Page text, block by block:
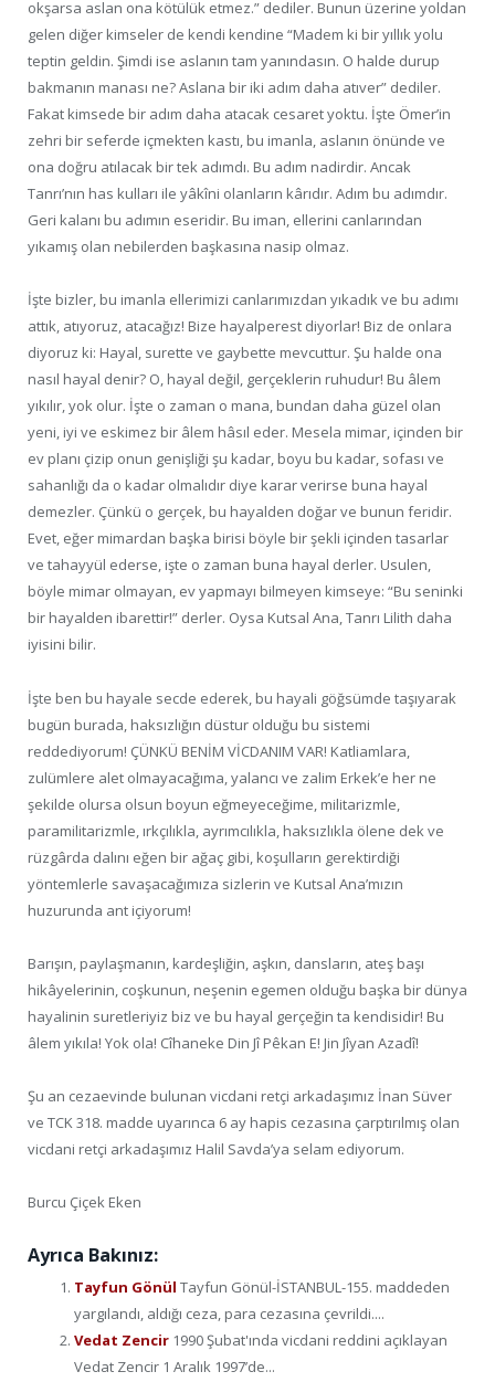
okşarsa aslan ona kötülük etmez.” dediler. Bunun üzerine yoldan
gelen diğer kimseler de kendi kendine “Madem ki bir yıllık yolu
teptin geldin. Şimdi ise aslanın tam yanındasın. O halde durup
bakmanın manası ne? Aslana bir iki adım daha atıver” dediler.
Fakat kimsede bir adım daha atacak cesaret yoktu. İşte Ömer’in
zehri bir seferde içmekten kastı, bu imanla, aslanın önünde ve
ona doğru atılacak bir tek adımdı. Bu adım nadirdir. Ancak
Tanrı’nın has kulları ile yâkîni olanların kârıdır. Adım bu adımdır.
Geri kalanı bu adımın eseridir. Bu iman, ellerini canlarından
yıkamış olan nebilerden başkasına nasip olmaz.
İşte bizler, bu imanla ellerimizi canlarımızdan yıkadık ve bu adımı
attık, atıyoruz, atacağız! Bize hayalperest diyorlar! Biz de onlara
diyoruz ki: Hayal, surette ve gaybette mevcuttur. Şu halde ona
nasıl hayal denir? O, hayal değil, gerçeklerin ruhudur! Bu âlem
yıkılır, yok olur. İşte o zaman o mana, bundan daha güzel olan
yeni, iyi ve eskimez bir âlem hâsıl eder. Mesela mimar, içinden bir
ev planı çizip onun genişliği şu kadar, boyu bu kadar, sofası ve
sahanlığı da o kadar olmalıdır diye karar verirse buna hayal
demezler. Çünkü o gerçek, bu hayalden doğar ve bunun feridir.
Evet, eğer mimardan başka birisi böyle bir şekli içinden tasarlar
ve tahayyül ederse, işte o zaman buna hayal derler. Usulen,
böyle mimar olmayan, ev yapmayı bilmeyen kimseye: “Bu seninki
bir hayalden ibarettir!” derler. Oysa Kutsal Ana, Tanrı Lilith daha
iyisini bilir.
İşte ben bu hayale secde ederek, bu hayali göğsümde taşıyarak
bugün burada, haksızlığın düstur olduğu bu sistemi
reddediyorum! ÇÜNKÜ BENİM VİCDANIM VAR! Katliamlara,
zulümlere alet olmayacağıma, yalancı ve zalim Erkek’e her ne
şekilde olursa olsun boyun eğmeyeceğime, militarizmle,
paramilitarizmle, ırkçılıkla, ayrımcılıkla, haksızlıkla ölene dek ve
rüzgârda dalını eğen bir ağaç gibi, koşulların gerektirdiği
yöntemlerle savaşacağımıza sizlerin ve Kutsal Ana’mızın
huzurunda ant içiyorum!
Barışın, paylaşmanın, kardeşliğin, aşkın, dansların, ateş başı
hikâyelerinin, coşkunun, neşenin egemen olduğu başka bir dünya
hayalinin suretleriyiz biz ve bu hayal gerçeğin ta kendisidir! Bu
âlem yıkıla! Yok ola! Cîhaneke Din Jî Pêkan E! Jin Jîyan Azadî!
Şu an cezaevinde bulunan vicdani retçi arkadaşımız İnan Süver
ve TCK 318. madde uyarınca 6 ay hapis cezasına çarptırılmış olan
vicdani retçi arkadaşımız Halil Savda’ya selam ediyorum.
Burcu Çiçek Eken
Ayrıca Bakınız:
Tayfun Gönül Tayfun Gönül-İSTANBUL-155. maddeden
yargılandı, aldığı ceza, para cezasına çevrildi....
Vedat Zencir 1990 Şubat'ında vicdani reddini açıklayan
Vedat Zencir 1 Aralık 1997’de...